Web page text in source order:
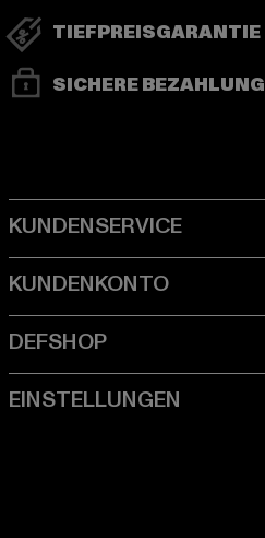
TIEFPREISGARANTIE
SICHERE BEZAHLUNG